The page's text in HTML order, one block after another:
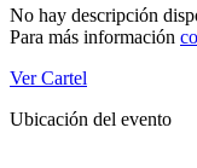
No hay descripción
Para más información
Ver Cartel
Ubicación del evento